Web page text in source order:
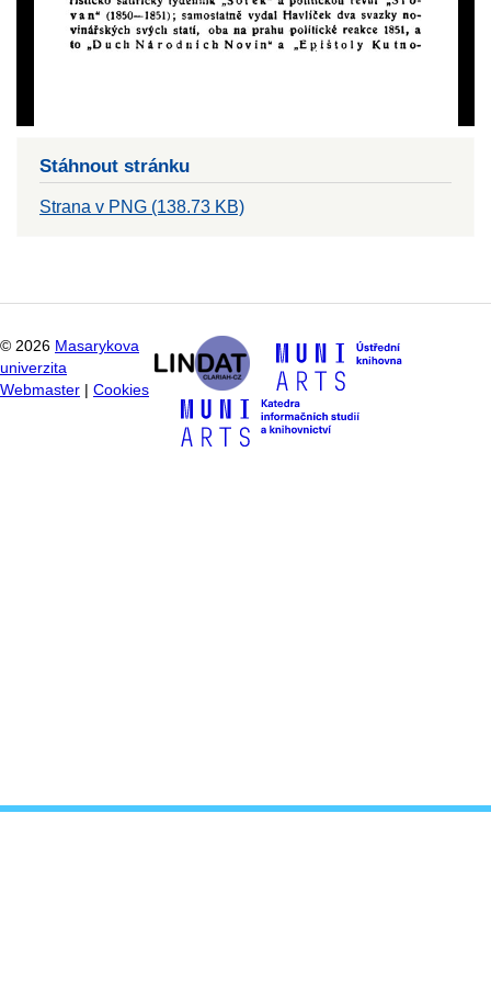
Stáhnout stránku
Strana v PNG (138.73 KB)
© 2026 Masarykova
univerzita
Webmaster
Cookies